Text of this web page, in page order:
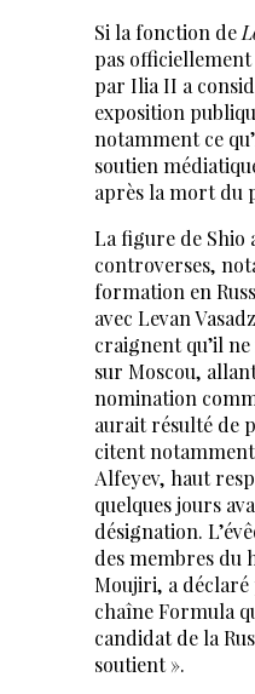
Si la fonction de
pas officiellement
par Ilia II a
exposition
notamment ce
soutien
après la mort du
La figure de Shio
controverses,
formation en
avec Levan
craignent qu’il
sur Moscou,
nomination
aurait résulté de
citent
Alfeyev, haut
quelques jours
désignation.
des membres du
Moujiri, a déclaré
chaîne Formula
candidat de la
soutient ».